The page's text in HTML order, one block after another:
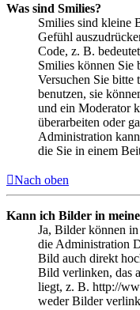
Was sind Smilies?
Smilies sind kleine
Gefühl
Code, z. B.
Smilies können Sie
Versuchen Sie bitte
benutzen, sie
und ein Moderator
überarbeiten oder
Administration
die Sie in einem
Nach oben
Kann ich Bilder in
Ja, Bilder können
die Administration
Bild auch direkt
Bild verlinken, das
liegt, z. B. http://
weder Bilder